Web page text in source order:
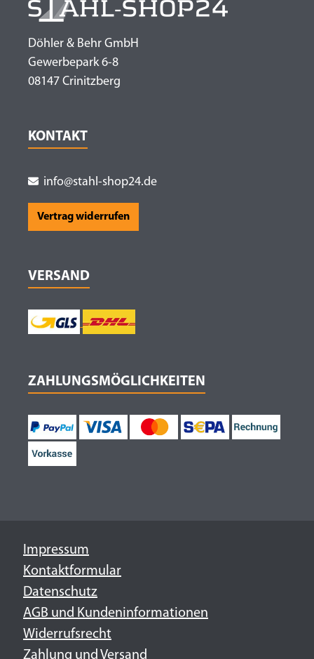
Döhler & Behr GmbH
Gewerbepark 6-8
08147 Crinitzberg
KONTAKT
info@stahl-shop24.de
Vertrag widerrufen
VERSAND
ZAHLUNGSMÖGLICHKEITEN
Impressum
Kontaktformular
Datenschutz
AGB und Kundeninformationen
Widerrufsrecht
Zahlung und Versand